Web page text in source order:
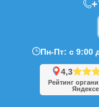
Пн-Пт: с 9:00
4,3
Рейтинг
Яндексе